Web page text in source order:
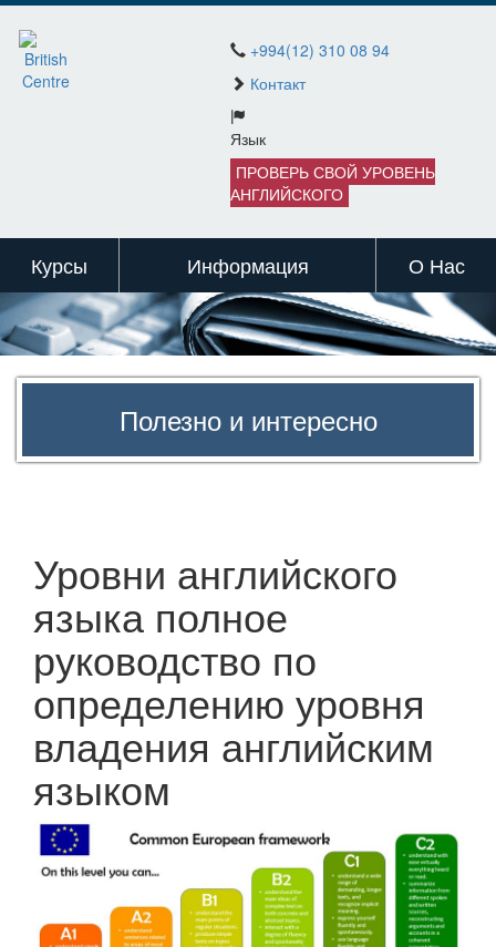
+994(12) 310 08 94
Контакт
Язык
ПРОВЕРЬ СВОЙ УРОВЕНЬ
АНГЛИЙСКОГО
Курсы Информация О Нас
Полезно и интересно
Уровни английского
языка полное
руководство по
определению уровня
владения английским
языком